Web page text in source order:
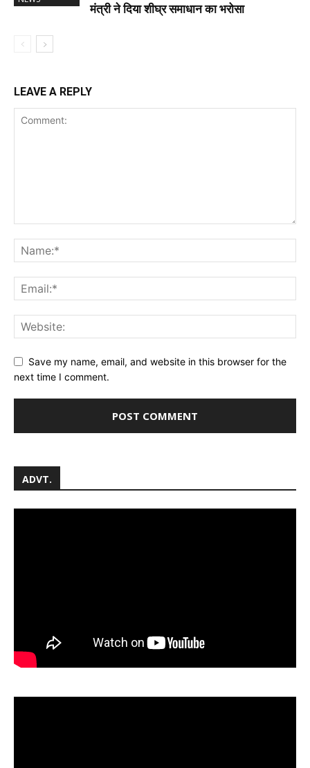
मंत्री ने दिया शीघ्र समाधान का भरोसा
LEAVE A REPLY
Save my name, email, and website in this browser for the
next time I comment.
ADVT.